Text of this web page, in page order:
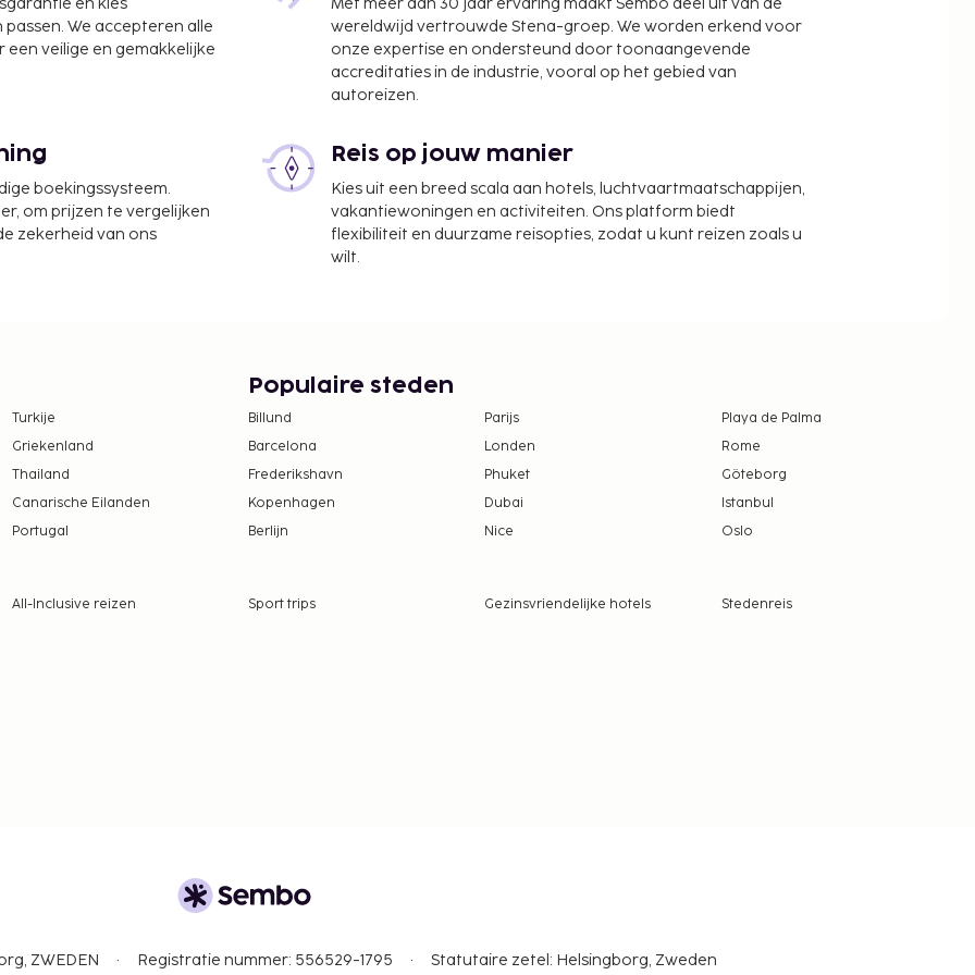
van een
of een
genieten van een
je van 07.00 uur tot
en kies
We accepteren alle
veilige en gemakkelijke
Met meer dan 30 jaar ervaring maakt Sembo deel uit van de
wereldwijd vertrouwde Stena-groep. We worden erkend voor
onze expertise en ondersteund door toonaangevende
accreditaties in de industrie, vooral op het gebied van
autoreizen.
boekingssysteem.
om prijzen te vergelijken
zekerheid van ons
Reis op jouw manier
Kies uit een breed scala aan hotels, luchtvaartmaatschappijen,
vakantiewoningen en activiteiten. Ons platform biedt
flexibiliteit en duurzame reisopties, zodat u kunt reizen zoals u
wilt.
Turkije
Griekenland
Thailand
Canarische Eilanden
Portugal
Populaire steden
Billund Parijs
Playa de Palma
Barcelona
Londen
Rome
Frederikshavn
Phuket
Göteborg
Kopenhagen
Dubai
Istanbul
Berlijn
Nice Oslo
All-Inclusive reizen Sport trips Gezinsvriendelijke hotels
Stedenreis
ZWEDEN Registratie nummer: 556529-1795 Statutaire zetel: Helsingborg, Zweden